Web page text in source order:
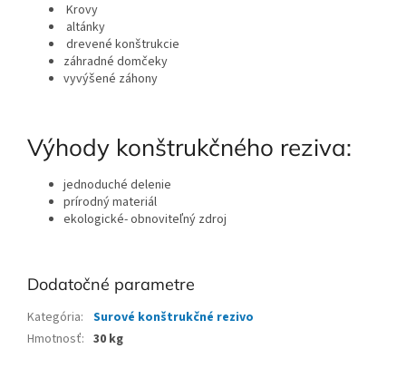
Krovy
altánky
drevené konštrukcie
záhradné domčeky
vyvýšené záhony
Výhody konštrukčného reziva:
jednoduché delenie
prírodný materiál
ekologické- obnoviteľný zdroj
Dodatočné parametre
Kategória: Surové konštrukčné rezivo
Hmotnosť: 30 kg